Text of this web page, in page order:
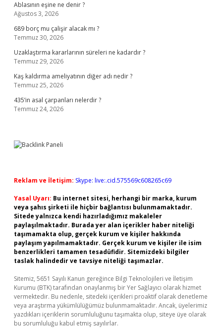
Ablasının eşine ne denir ?
Ağustos 3, 2026
689 borç mu çalişir alacak mı ?
Temmuz 30, 2026
Uzaklaştırma kararlarının süreleri ne kadardır ?
Temmuz 29, 2026
Kaş kaldırma ameliyatının diğer adı nedir ?
Temmuz 25, 2026
435’in asal çarpanları nelerdir ?
Temmuz 24, 2026
Reklam ve İletişim: Skype: live:.cid.575569c608265c69
Yasal Uyarı: Bu internet sitesi, herhangi bir marka, kurum
veya şahıs şirketi ile hiçbir bağlantısı bulunmamaktadır.
Sitede yalnızca kendi hazırladığımız makaleler
paylaşılmaktadır. Burada yer alan içerikler haber niteliği
taşımamakta olup, gerçek kurum ve kişiler hakkında
paylaşım yapılmamaktadır. Gerçek kurum ve kişiler ile isim
benzerlikleri tamamen tesadüfidir. Sitemizdeki bilgiler
taslak halindedir ve tavsiye niteliği taşımazlar.
Sitemiz, 5651 Sayılı Kanun gereğince Bilgi Teknolojileri ve İletişim
Kurumu (BTK) tarafından onaylanmış bir Yer Sağlayıcı olarak hizmet
vermektedir. Bu nedenle, sitedeki içerikleri proaktif olarak denetleme
veya araştırma yükümlülüğümüz bulunmamaktadır. Ancak, üyelerimiz
yazdıkları içeriklerin sorumluluğunu taşımakta olup, siteye üye olarak
bu sorumluluğu kabul etmiş sayılırlar.